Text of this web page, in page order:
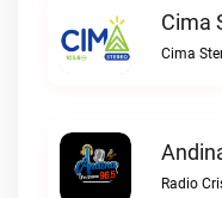
Cima
Cima
Radio